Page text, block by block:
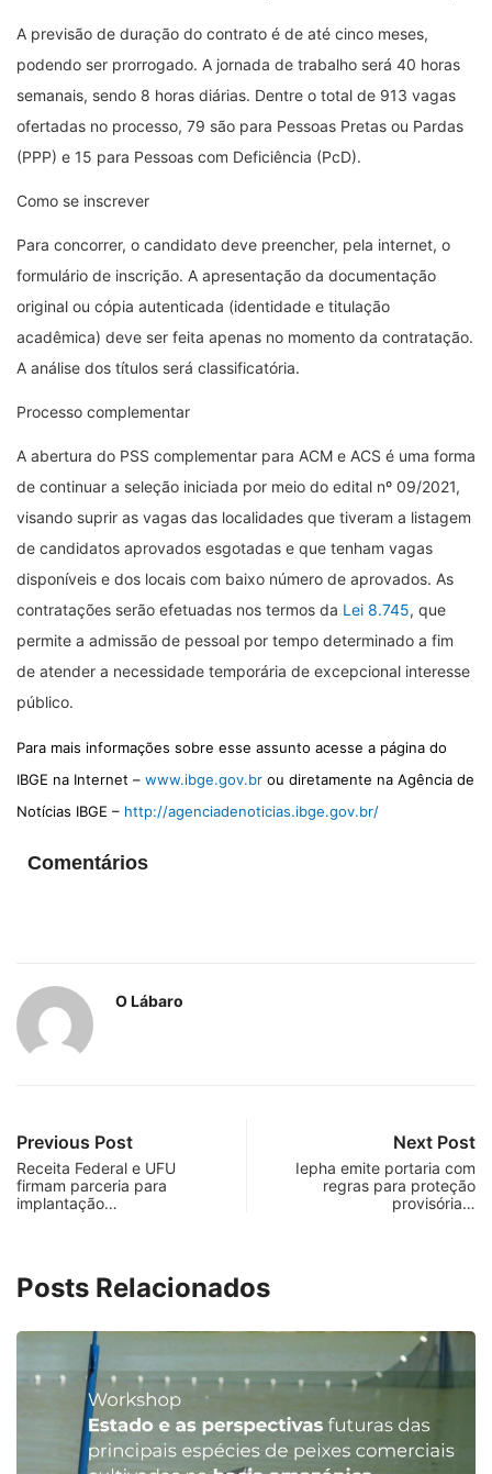
A previsão de duração do contrato é de até cinco meses,
podendo ser prorrogado. A jornada de trabalho será 40 horas
semanais, sendo 8 horas diárias. Dentre o total de 913 vagas
ofertadas no processo, 79 são para Pessoas Pretas ou Pardas
(PPP) e 15 para Pessoas com Deficiência (PcD).
Como se inscrever
Para concorrer, o candidato deve preencher, pela internet, o
formulário de inscrição. A apresentação da documentação
original ou cópia autenticada (identidade e titulação
acadêmica) deve ser feita apenas no momento da contratação.
A análise dos títulos será classificatória.
Processo complementar
A abertura do PSS complementar para ACM e ACS é uma forma
de continuar a seleção iniciada por meio do edital nº 09/2021,
visando suprir as vagas das localidades que tiveram a listagem
de candidatos aprovados esgotadas e que tenham vagas
disponíveis e dos locais com baixo número de aprovados. As
contratações serão efetuadas nos termos da Lei 8.745, que
permite a admissão de pessoal por tempo determinado a fim
de atender a necessidade temporária de excepcional interesse
público.
Para mais informações sobre esse assunto acesse a página do
IBGE na Internet – www.ibge.gov.br ou diretamente na Agência de
Notícias IBGE – http://agenciadenoticias.ibge.gov.br/
Comentários
O Lábaro
Previous Post
Receita Federal e UFU
firmam parceria para
implantação…
Next Post
Iepha emite portaria com
regras para proteção
provisória…
Posts Relacionados